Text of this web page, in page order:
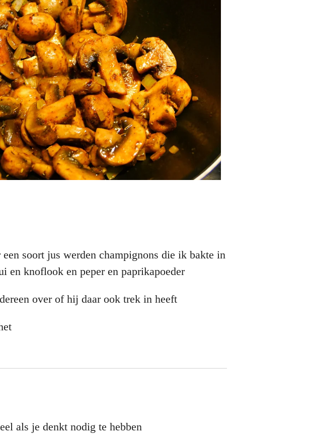
soort jus werden champignons die ik bakte in
en knoflook en peper en paprikapoeder
over of hij daar ook trek in heeft
als je denkt nodig te hebben